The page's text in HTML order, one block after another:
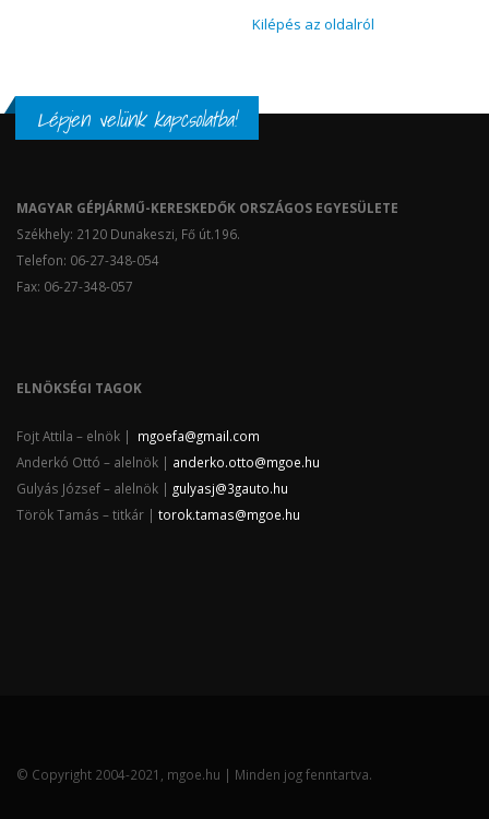
Kilépés az oldalról
Lépjen velünk kapcsolatba!
MAGYAR GÉPJÁRMŰ-KERESKEDŐK ORSZÁGOS EGYESÜLETE
Székhely: 2120 Dunakeszi, Fő út.196.
Telefon: 06-27-348-054
Fax: 06-27-348-057
ELNÖKSÉGI TAGOK
Fojt Attila – elnök | mgoefa@gmail.com
Anderkó Ottó – alelnök | anderko.otto@mgoe.hu
Gulyás József – alelnök | gulyasj@3gauto.hu
Török Tamás – titkár | torok.tamas@mgoe.hu
© Copyright 2004-2021, mgoe.hu | Minden jog fenntartva.